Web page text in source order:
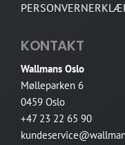
KONTAKT
Wallmans Oslo
Mølleparken 6
0459 Oslo
+47 23 22 65 90